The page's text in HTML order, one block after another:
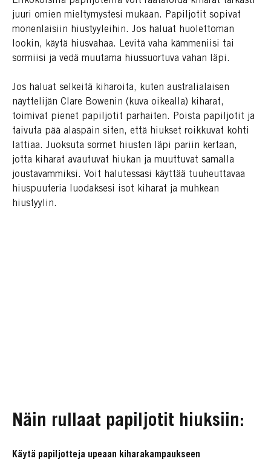
juuri omien mieltymystesi mukaan. Papiljotit sopivat
monenlaisiin hiustyyleihin. Jos haluat huolettoman
lookin, käytä hiusvahaa. Levitä vaha kämmeniisi tai
sormiisi ja vedä muutama hiussuortuva vahan läpi.
Jos haluat selkeitä kiharoita, kuten australialaisen
näyttelijän Clare Bowenin (kuva oikealla) kiharat,
toimivat pienet papiljotit parhaiten. Poista papiljotit ja
taivuta pää alaspäin siten, että hiukset roikkuvat kohti
lattiaa. Juoksuta sormet hiusten läpi pariin kertaan,
jotta kiharat avautuvat hiukan ja muuttuvat samalla
joustavammiksi. Voit halutessasi käyttää tuuheuttavaa
hiuspuuteria luodaksesi isot kiharat ja muhkean
hiustyylin.
Näin rullaat papiljotit hiuksiin:
Käytä papiljotteja upeaan kiharakampaukseen